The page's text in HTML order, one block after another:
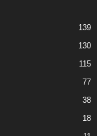
139
130
115
77
38
18